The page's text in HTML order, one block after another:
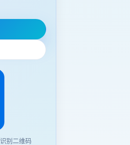
别二维码